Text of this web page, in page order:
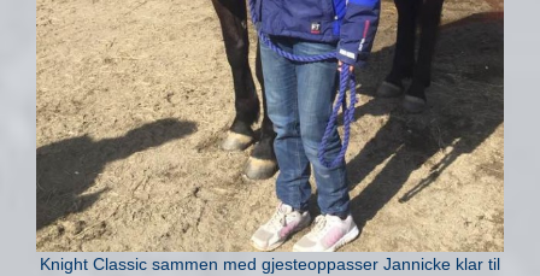
Knight Classic sammen med gjesteoppasser Jannicke klar til